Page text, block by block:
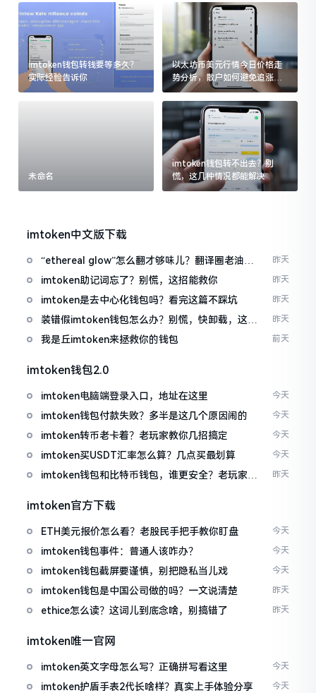
imtoken钱包转钱要等多久？
实际经验告诉你
以太坊币美元行情今日价格走
势分析，散户如何避免追涨杀
跌被套牢
未命名
imtoken钱包转不出去？别
慌，这几种情况都能解决
imtoken中文版下载
“ethereal glow”怎么翻才够味儿？翻译圈老油条
的私房话
昨天
imtoken助记词忘了？别慌，这招能救你 昨天
imtoken是去中心化钱包吗？看完这篇不踩坑 昨天
装错假imtoken钱包怎么办？别慌，快卸载，这几
招能救急
昨天
我是丘imtoken来拯救你的钱包 前天
imtoken钱包2.0
imtoken电脑端登录入口，地址在这里 今天
imtoken钱包付款失败？多半是这几个原因闹的 今天
imtoken转币老卡着？老玩家教你几招搞定 今天
imtoken买USDT汇率怎么算？几点买最划算 今天
imtoken钱包和比特币钱包，谁更安全？老玩家来
昨天
imtoken官方下载
ETH美元报价怎么看？老股民手把手教你盯盘 今天
imtoken钱包事件：普通人该咋办？ 今天
imtoken钱包截屏要谨慎，别把隐私当儿戏 今天
imtoken钱包是中国公司做的吗？一文说清楚 昨天
ethice怎么读？这词儿到底念啥，别搞错了 昨天
imtoken唯一官网
imtoken英文字母怎么写？正确拼写看这里 今天
imtoken护盾手表2代长啥样？真实上手体验分享 今天